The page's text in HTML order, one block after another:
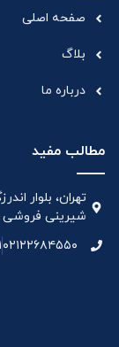
صفحه اصلی
بلاگ
درباره ما
مطالب مفید
شیرینی فروشی
۰۲۱۲۲۶۸۴۵۵۰